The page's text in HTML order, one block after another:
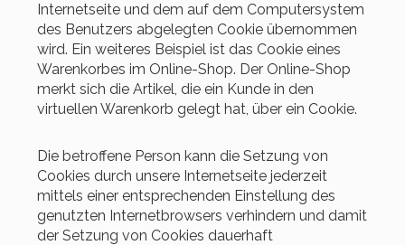
Internetseite und dem auf dem Computersystem
des Benutzers abgelegten Cookie übernommen
wird. Ein weiteres Beispiel ist das Cookie eines
Warenkorbes im Online-Shop. Der Online-Shop
merkt sich die Artikel, die ein Kunde in den
virtuellen Warenkorb gelegt hat, über ein Cookie.
Die betroffene Person kann die Setzung von
Cookies durch unsere Internetseite jederzeit
mittels einer entsprechenden Einstellung des
genutzten Internetbrowsers verhindern und damit
der Setzung von Cookies dauerhaft